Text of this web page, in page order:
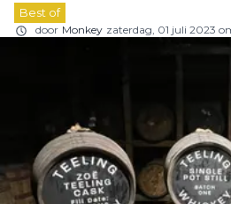
Best of
door Monkey zaterdag, 01 juli 2023